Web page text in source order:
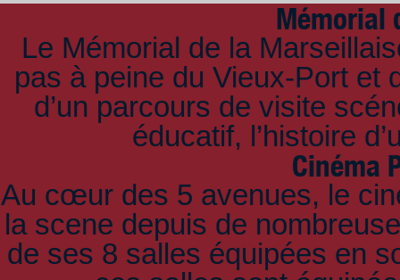
Mémorial
Le Mémorial de la
pas à peine du Vieux-Port et
d’un parcours de visite
éducatif, l’histoire
Cinéma
Au cœur des 5 avenues, le
la scene depuis de
de ses 8 salles équipées en